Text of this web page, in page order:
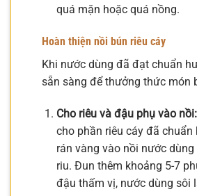
quá mặn hoặc quá nồng.
Hoàn thiện nồi bún riêu cáy
Khi nước dùng đã đạt chuẩn
sẵn sàng để thưởng thức món
Cho riêu và đậu phụ vào nồi:
cho phần riêu cáy đã chuẩn
rán vàng vào nồi nước
riu. Đun thêm khoảng 5-7
đậu thấm vị, nước dùng sôi